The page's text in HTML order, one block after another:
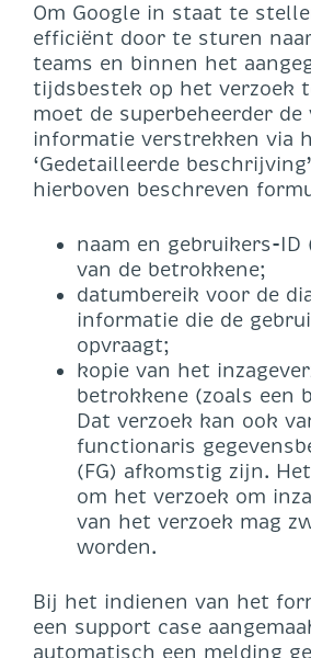
Om Google in staat te
efficiënt door te sturen
teams en binnen het
tijdsbestek op het verzoek
moet de superbeheerder de
informatie verstrekken via
‘Gedetailleerde
hierboven beschreven
naam en gebruikers-ID
van de betrokkene;
datumbereik voor de
informatie die de
opvraagt;
kopie van het
betrokkene (zoals een
Dat verzoek kan ook
functionaris
(FG) afkomstig zijn.
om het verzoek om
van het verzoek mag
worden.
Bij het indienen van het
een support case
automatisch een melding